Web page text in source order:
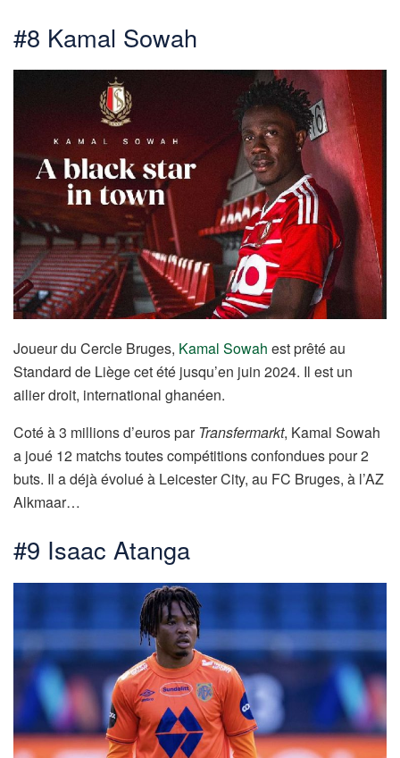
#8 Kamal Sowah
Joueur du Cercle Bruges, Kamal Sowah est prêté au
Standard de Liège cet été jusqu’en juin 2024. Il est un
ailier droit, international ghanéen.
Coté à 3 millions d’euros par Transfermarkt, Kamal Sowah
a joué 12 matchs toutes compétitions confondues pour 2
buts. Il a déjà évolué à Leicester City, au FC Bruges, à l’AZ
Alkmaar…
#9 Isaac Atanga